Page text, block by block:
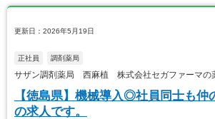
更新日：2026年5月19日
正社員 調剤薬局
サザン調剤薬局 西麻植 株式会社セガファーマの
【徳島県】機械導入◎社員同士も仲
の求人です。